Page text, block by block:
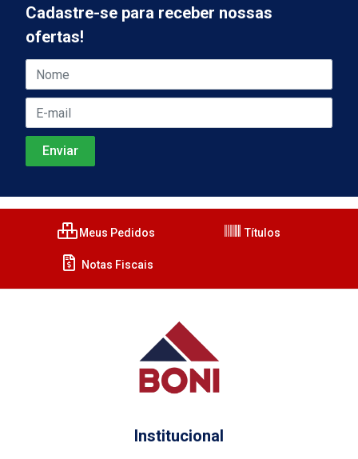
Cadastre-se para receber nossas
ofertas!
Meus Pedidos Títulos
Notas Fiscais
Institucional